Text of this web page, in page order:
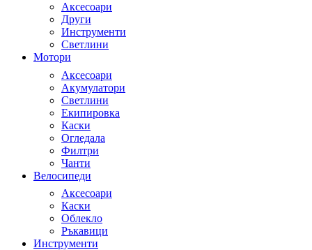
Аксесоари
Други
Инструменти
Светлини
Мотори
Аксесоари
Акумулатори
Светлини
Екипировка
Каски
Огледала
Филтри
Чанти
Велосипеди
Аксесоари
Каски
Облекло
Ръкавици
Инструменти